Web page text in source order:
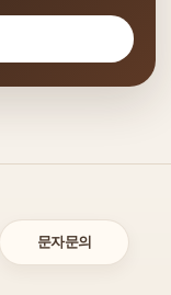
문자문의